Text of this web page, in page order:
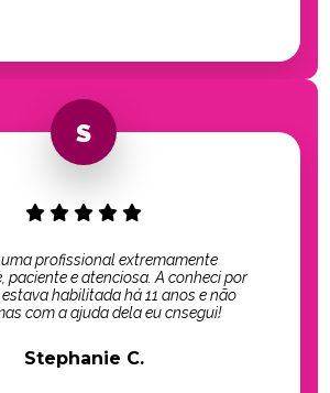
uma profissional extremamente
paciente e atenciosa. A conheci por
habilitada há 11 anos e não
com a ajuda dela eu cnsegui!
Stephanie C.